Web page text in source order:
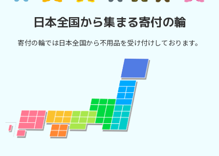
日本全国から集まる寄付の輪
寄付の輪では日本全国から不用品を受け付けしております。